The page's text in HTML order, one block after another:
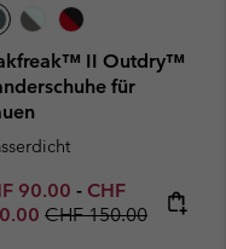
II Outdry™
für
sale price:
90.00 - Maximum sale
CHF
Regular price:
CHF 150.00